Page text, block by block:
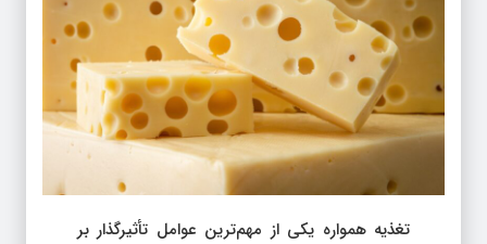
تغذیه همواره یکی از مهم‌ترین عوامل تأثیرگذار بر